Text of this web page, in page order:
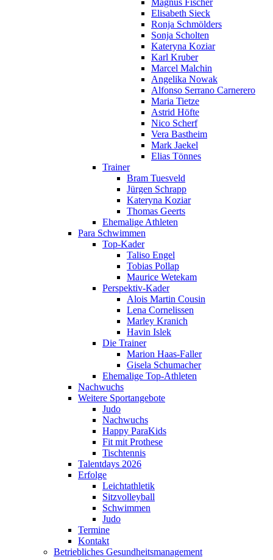
Elisabeth Sieck
Ronja Schmölders
Sonja Scholten
Kateryna Koziar
Karl Kruber
Marcel Malchin
Angelika Nowak
Alfonso Serrano Carnerero
Maria Tietze
Astrid Höfte
Nico Scherf
Vera Bastheim
Mark Jaekel
Elias Tönnes
Trainer
Bram Tuesveld
Jürgen Schrapp
Kateryna Koziar
Thomas Geerts
Ehemalige Athleten
Para Schwimmen
Top-Kader
Taliso Engel
Tobias Pollap
Maurice Wetekam
Perspektiv-Kader
Alois Martin Cousin
Lena Cornelissen
Marley Kranich
Havin Islek
Die Trainer
Marion Haas-Faller
Gisela Schumacher
Ehemalige Top-Athleten
Nachwuchs
Weitere Sportangebote
Judo
Nachwuchs
Happy ParaKids
Fit mit Prothese
Tischtennis
Talentdays 2026
Erfolge
Leichtathletik
Sitzvolleyball
Schwimmen
Judo
Termine
Kontakt
Betriebliches Gesundheits­management